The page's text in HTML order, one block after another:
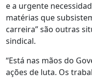
e a urgente
matérias que
carreira” são outras
sindical.
“Está nas mãos do
ações de luta. Os